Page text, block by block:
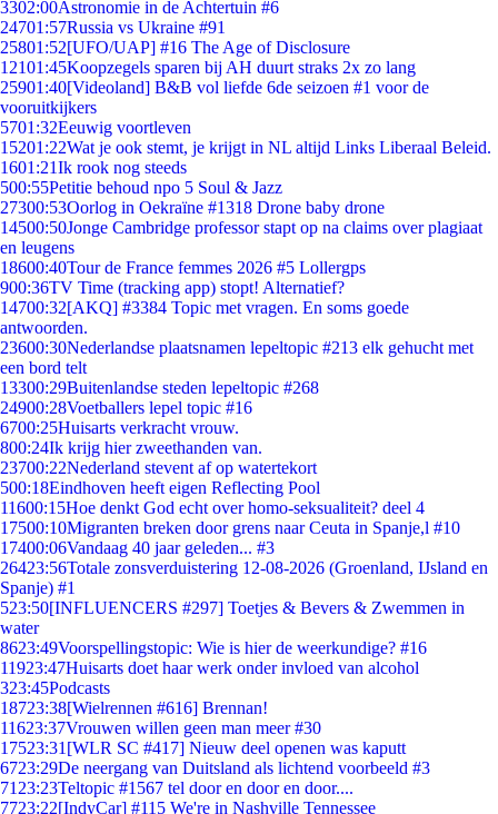
3302:00Astronomie in de Achtertuin #6
24701:57Russia vs Ukraine #91
25801:52[UFO/UAP] #16 The Age of Disclosure
12101:45Koopzegels sparen bij AH duurt straks 2x zo lang
25901:40[Videoland] B&B vol liefde 6de seizoen #1 voor de
vooruitkijkers
5701:32Eeuwig voortleven
15201:22Wat je ook stemt, je krijgt in NL altijd Links Liberaal Beleid.
1601:21Ik rook nog steeds
500:55Petitie behoud npo 5 Soul & Jazz
27300:53Oorlog in Oekraïne #1318 Drone baby drone
14500:50Jonge Cambridge professor stapt op na claims over plagiaat
en leugens
18600:40Tour de France femmes 2026 #5 Lollergps
900:36TV Time (tracking app) stopt! Alternatief?
14700:32[AKQ] #3384 Topic met vragen. En soms goede
antwoorden.
23600:30Nederlandse plaatsnamen lepeltopic #213 elk gehucht met
een bord telt
13300:29Buitenlandse steden lepeltopic #268
24900:28Voetballers lepel topic #16
6700:25Huisarts verkracht vrouw.
800:24Ik krijg hier zweethanden van.
23700:22Nederland stevent af op watertekort
500:18Eindhoven heeft eigen Reflecting Pool
11600:15Hoe denkt God echt over homo-seksualiteit? deel 4
17500:10Migranten breken door grens naar Ceuta in Spanje,l #10
17400:06Vandaag 40 jaar geleden... #3
26423:56Totale zonsverduistering 12-08-2026 (Groenland, IJsland en
Spanje) #1
523:50[INFLUENCERS #297] Toetjes & Bevers & Zwemmen in
water
8623:49Voorspellingstopic: Wie is hier de weerkundige? #16
11923:47Huisarts doet haar werk onder invloed van alcohol
323:45Podcasts
18723:38[Wielrennen #616] Brennan!
11623:37Vrouwen willen geen man meer #30
17523:31 [WLR SC #417] Nieuw deel openen was kaputt
6723:29De neergang van Duitsland als lichtend voorbeeld #3
71 23:23Teltopic #1567 tel door en door en door....
7723:22[IndyCar] #115 We're in Nashville Tennessee